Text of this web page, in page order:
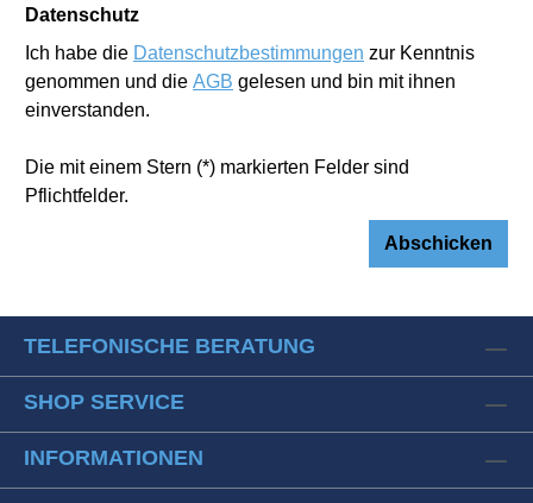
Datenschutz
Ich habe die Datenschutzbestimmungen zur Kenntnis
genommen und die AGB gelesen und bin mit ihnen
einverstanden.
Die mit einem Stern (*) markierten Felder sind
Pflichtfelder.
Abschicken
TELEFONISCHE BERATUNG
SHOP SERVICE
INFORMATIONEN